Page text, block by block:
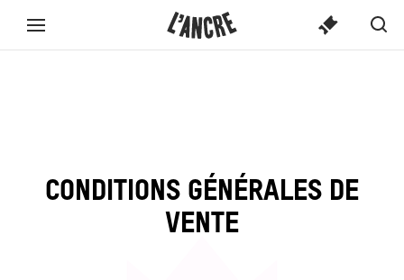
CONTENU
L’ANCRE
Menu
complet
TICKETS
la
CONDITIONS GÉNÉRALES DE
VENTE